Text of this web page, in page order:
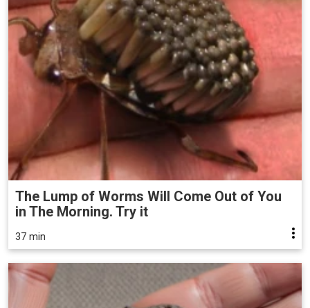
The Lump of Worms Will Come Out of You
in The Morning. Try it
37 min